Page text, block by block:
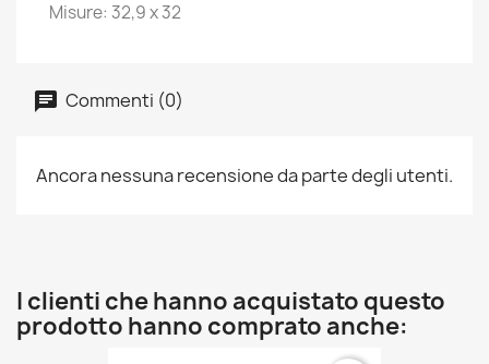
Misure: 32,9 x 32
Commenti (0)
Ancora nessuna recensione da parte degli utenti.
I clienti che hanno acquistato questo
prodotto hanno comprato anche: